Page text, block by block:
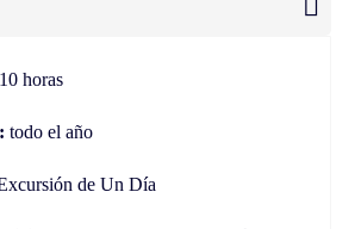
horas
todo el año
de Un Día